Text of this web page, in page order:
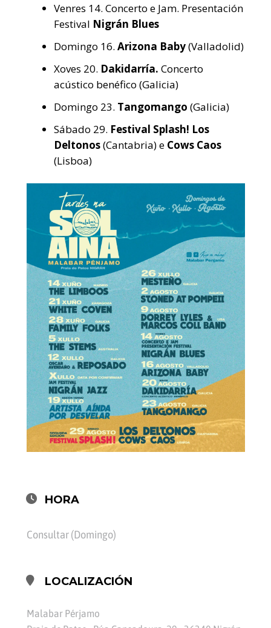
Venres 14. Concerto e Jam. Presentación
Festival Nigrán Blues
Domingo 16. Arizona Baby(Valladolid)
Xoves 20. Dakidarría. Concerto
acústico benéfico (Galicia)
Domingo 23. Tangomango (Galicia)
Sábado 29. Festival Splash! Los
Deltonos(Cantabria) e Cows Caos
(Lisboa)
HORA
Consultar (Domingo)
LOCALIZACIÓN
Malabar Pérjamo